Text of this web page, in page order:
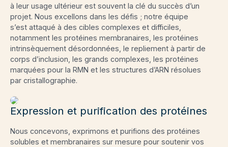
à leur usage ultérieur est souvent la clé du succès d’un
projet. Nous excellons dans les défis ; notre équipe
s’est attaqué à des cibles complexes et difficiles,
notamment les protéines membranaires, les protéines
intrinsèquement désordonnées, le repliement à partir de
corps d’inclusion, les grands complexes, les protéines
marquées pour la RMN et les structures d’ARN résolues
par cristallographie.
Expression et purification des protéines
Nous concevons, exprimons et purifions des protéines
solubles et membranaires sur mesure pour soutenir vos